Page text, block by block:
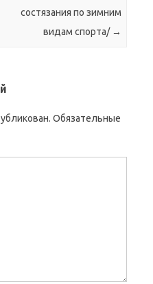
состязания по зимним
видам спорта/ →
Обязательные